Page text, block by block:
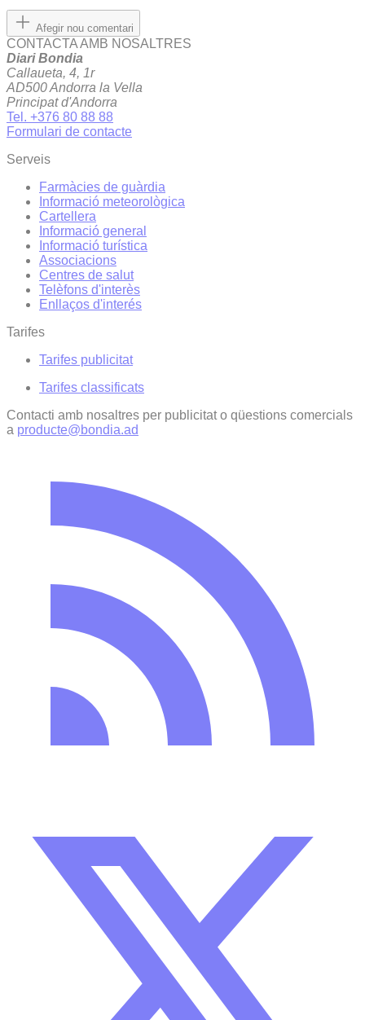
Afegir nou comentari
CONTACTA AMB NOSALTRES
Diari Bondia
Callaueta, 4, 1r
AD500 Andorra la Vella
Principat d'Andorra
Tel. +376 80 88 88
Formulari de contacte
Serveis
Farmàcies de guàrdia
Informació meteorològica
Cartellera
Informació general
Informació turística
Associacions
Centres de salut
Telèfons d'interès
Enllaços d'interés
Tarifes
Tarifes publicitat
Tarifes classificats
Contacti amb nosaltres per publicitat o qüestions comercials
a producte@bondia.ad